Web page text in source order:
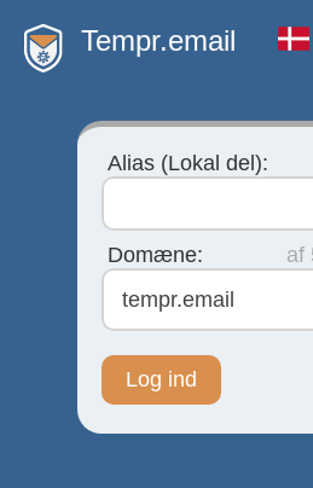
Tempr.email
Alias (Lokal del):
Domæne:
af
tempr.email
Log ind